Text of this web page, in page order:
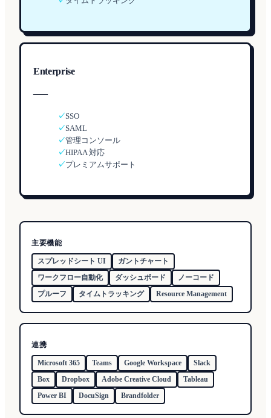
Enterprise
—
✓SSO
✓SAML
✓管理コンソール
✓HIPAA 対応
✓プレミアムサポート
主要機能
スプレッドシート UI
ガントチャート
ワークフロー自動化
ダッシュボード
ノーコード
プルーフ
タイムトラッキング Resource Management
連携
Microsoft 365 Teams Google Workspace
Slack
Box
Dropbox Adobe Creative Cloud
Tableau
Power BI
DocuSign Brandfolder